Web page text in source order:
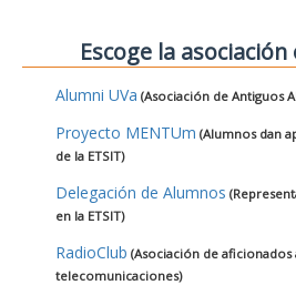
Escoge la
Alumni UVa (Asociación de Antiguos
Proyecto MENTUm (Alumnos dan
de la ETSIT)
Delegación de Alumnos
en la ETSIT)
RadioClub (Asociación de aficionados
telecomunicaciones)